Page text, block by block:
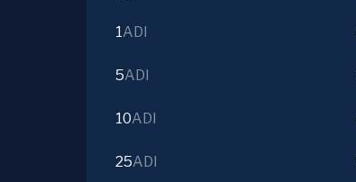
1ADI
5ADI
10ADI
25ADI